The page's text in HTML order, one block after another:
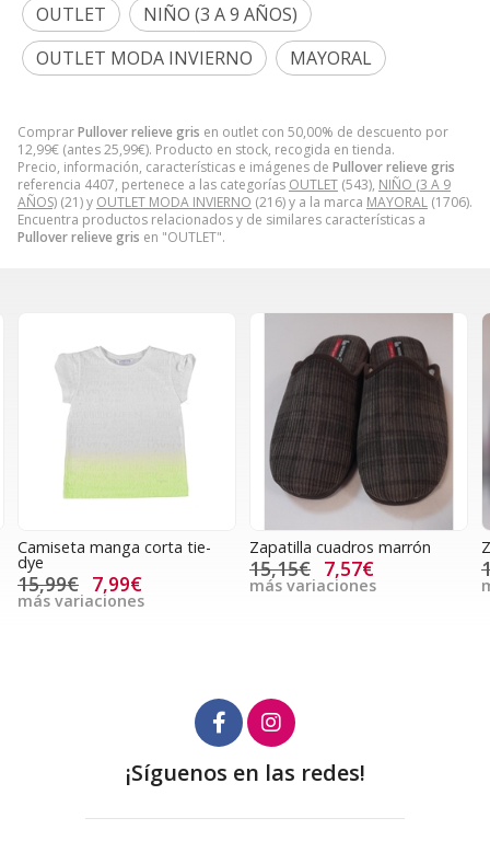
ComprarPullover relieve gris en outlet con 50,00% de descuento por
12,99€ (antes25,99€). Producto en stock, recogida en tienda.
Precio, información, características e imágenes de Pullover relieve gris
referencia 4407, pertenece a las categorías OUTLET (543), NIÑO (3 A 9
AÑOS) (21) y OUTLET MODA INVIERNO (216) y a la marca MAYORAL (1706).
Encuentra productos relacionados y de similares características a
Pullover relieve gris en "OUTLET".
OUTLET
NIÑO (3 A 9 AÑOS)
OUTLET MODA INVIERNO
MAYORAL
Camiseta manga corta tie-
dye
15,99€ 7,99€
más variaciones
Zapatilla cuadros marrón
15,15€ 7,57€
más variaciones
¡Síguenos en las redes!